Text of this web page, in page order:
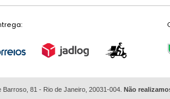
81 - Rio de Janeiro, 20031-004. Não